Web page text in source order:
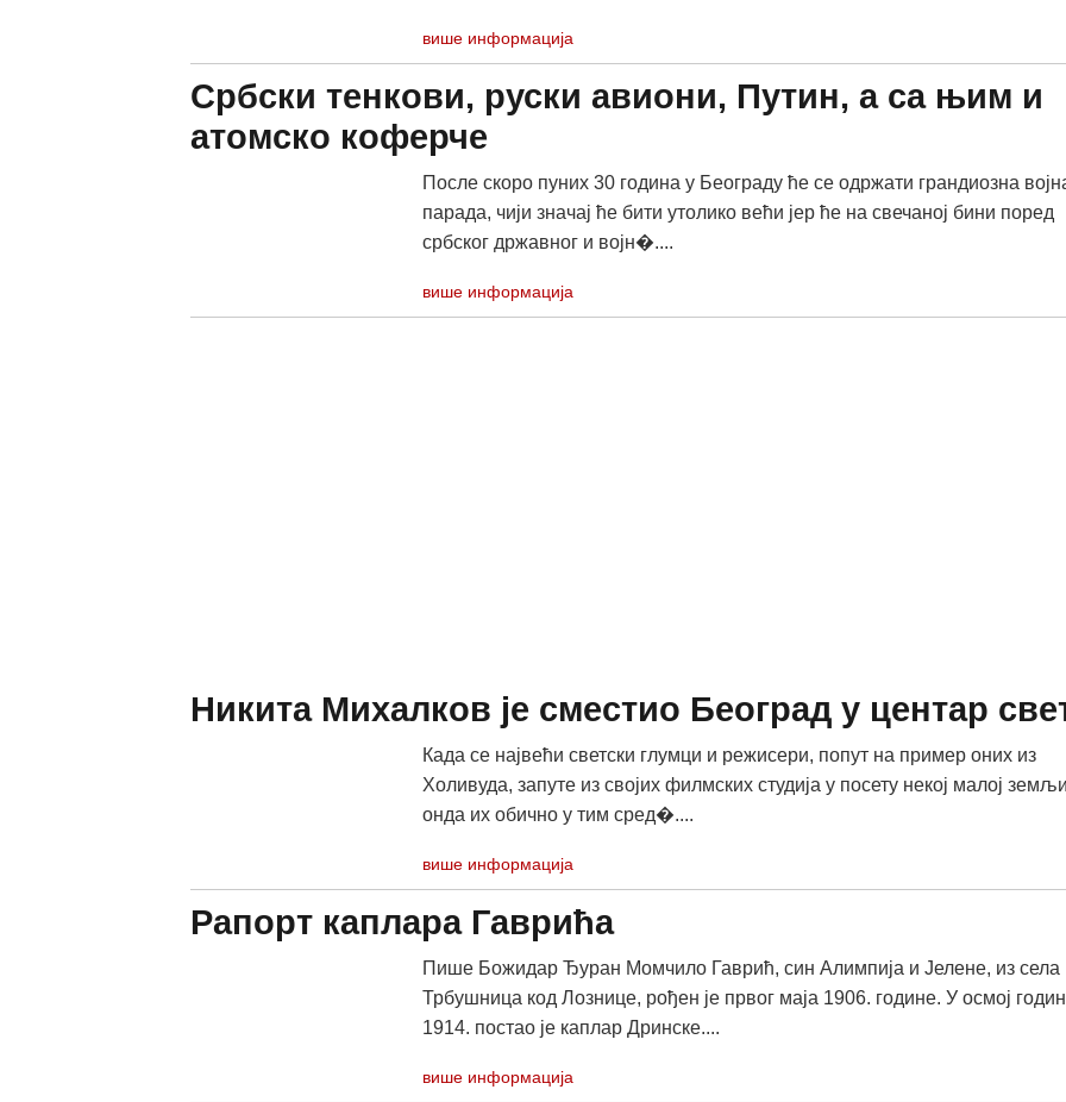
више информација
Србски тенкови, руски авиони, Путин, а са њим и
атомско коферче
После скоро пуних 30 година у Београду ће се одржати грандиозна
парада, чији значај ће бити утолико већи јер ће на свечаној бини поред
србског државног и војн�....
више информација
Никита Михалков је сместио Београд у центар
Када се највећи светски глумци и режисери, попут на пример оних из
Холивуда, запуте из својих филмских студија у посету некој малој
онда их обично у тим сред�....
више информација
Рапорт каплара Гаврића
Пише Божидар Ђуран Момчило Гаврић, син Алимпија и Јелене, из села
Трбушница код Лознице, рођен је првог маја 1906. године. У осмој
1914. постао је каплар Дринске....
више информација